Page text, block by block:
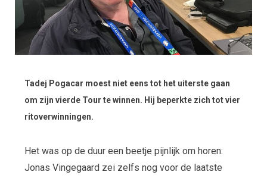
Tadej Pogacar moest niet eens tot het uiterste gaan
om zijn vierde Tour te winnen. Hij beperkte zich tot vier
ritoverwinningen.
Het was op de duur een beetje pijnlijk om horen:
Jonas Vingegaard zei zelfs nog voor de laatste